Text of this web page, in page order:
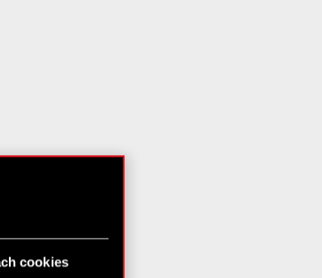
cookies